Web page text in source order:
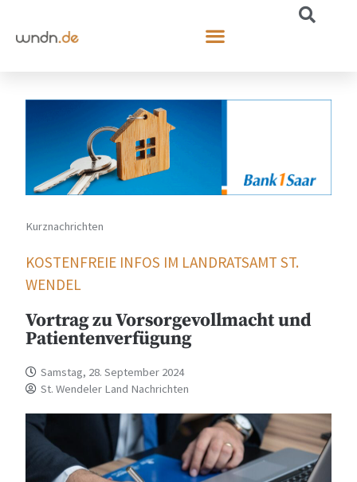
Kurznachrichten
KOSTENFREIE INFOS IM LANDRATSAMT ST.
WENDEL
Vortrag zu Vorsorgevollmacht und
Patientenverfügung
Samstag, 28. September 2024
St. Wendeler Land Nachrichten